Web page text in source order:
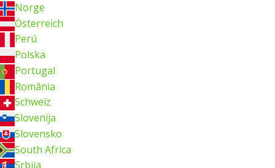
Norge
Österreich
Perú
Polska
Portugal
România
Schweiz
Slovenija
Slovensko
South Africa
Srbija